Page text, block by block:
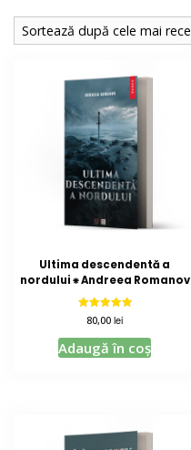
Ultima descendentă a
nordului ⁕ Andreea Romanov
Evaluat la
5.00
80,00lei
Adaugă în coș